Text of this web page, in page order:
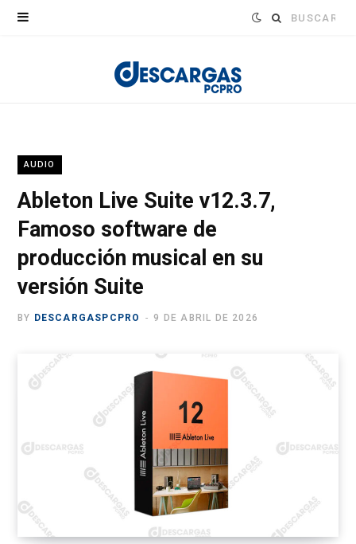
Buscar:
AUDIO
Ableton Live Suite v12.3.7,
Famoso software de
producción musical en su
versión Suite
BY DESCARGASPCPRO 9 DE ABRIL DE 2026